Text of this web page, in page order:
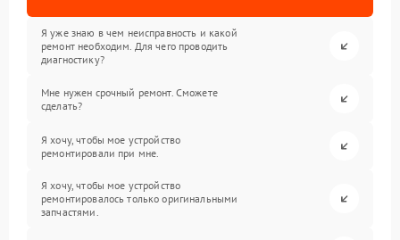
Я уже знаю в чем неисправность и какой
ремонт необходим. Для чего проводить
диагностику?
Мне нужен срочный ремонт. Сможете
сделать?
Я хочу, чтобы мое устройство
ремонтировали при мне.
Я хочу, чтобы мое устройство
ремонтировалось только оригинальными
запчастями.